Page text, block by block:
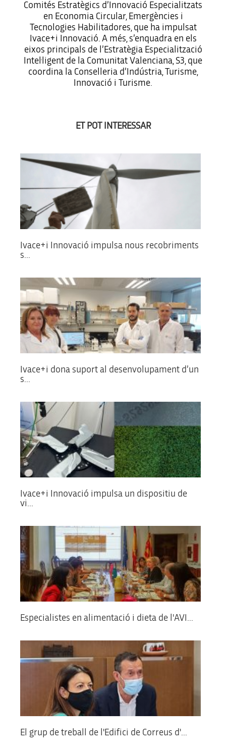
Comités Estratègics d’Innovació Especialitzats
en Economia Circular, Emergències i
Tecnologies Habilitadores, que ha impulsat
Ivace+i Innovació. A més, s’enquadra en els
eixos principals de l’Estratègia Especialització
Intel·ligent de la Comunitat Valenciana, S3, que
coordina la Conselleria d’Indústria, Turisme,
Innovació i Turisme.
ET POT INTERESSAR
Ivace+i Innovació impulsa nous recobriments
s...
Ivace+i dona suport al desenvolupament d’un
s...
Ivace+i Innovació impulsa un dispositiu de
vi...
Especialistes en alimentació i dieta de l'AVI...
El grup de treball de l'Edifici de Correus d'...